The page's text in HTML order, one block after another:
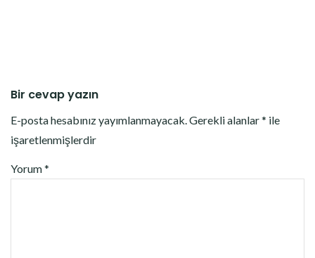
Bir cevap yazın
E-posta hesabınız yayımlanmayacak.Gerekli alanlar* ile
işaretlenmişlerdir
Yorum*